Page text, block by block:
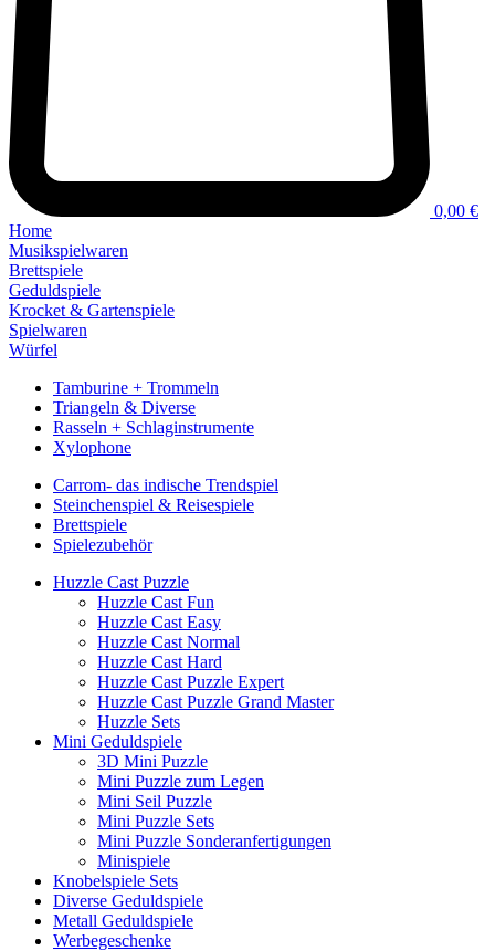
0,00 €
Home
Musikspielwaren
Brettspiele
Geduldspiele
Krocket & Gartenspiele
Spielwaren
Würfel
Tamburine + Trommeln
Triangeln & Diverse
Rasseln + Schlaginstrumente
Xylophone
Carrom- das indische Trendspiel
Steinchenspiel & Reisespiele
Brettspiele
Spielezubehör
Huzzle Cast Puzzle
Huzzle Cast Fun
Huzzle Cast Easy
Huzzle Cast Normal
Huzzle Cast Hard
Huzzle Cast Puzzle Expert
Huzzle Cast Puzzle Grand Master
Huzzle Sets
Mini Geduldspiele
3D Mini Puzzle
Mini Puzzle zum Legen
Mini Seil Puzzle
Mini Puzzle Sets
Mini Puzzle Sonderanfertigungen
Minispiele
Knobelspiele Sets
Diverse Geduldspiele
Metall Geduldspiele
Werbegeschenke